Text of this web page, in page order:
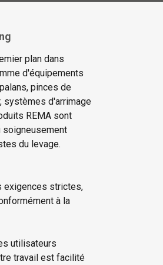
plan dans
d'équipements
pinces de
systèmes d'arrimage
REMA sont
soigneusement
du levage.
exigences strictes,
à la
utilisateurs
travail est facilité